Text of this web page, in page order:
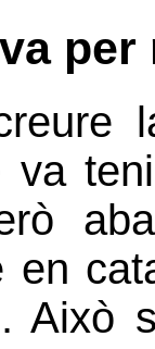
va
en
Això